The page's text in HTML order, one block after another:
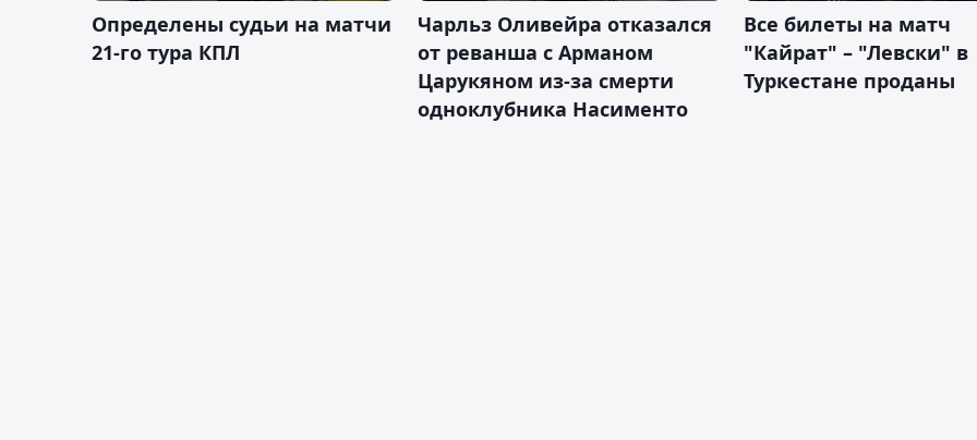
Определены судьи на матчи
21-го тура КПЛ
Чарльз Оливейра отказался
от реванша с Арманом
Царукяном из-за смерти
одноклубника Насименто
Все билеты на матч
"Кайрат" – "Левски" в
Туркестане проданы